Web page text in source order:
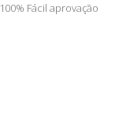
Fácil aprovação